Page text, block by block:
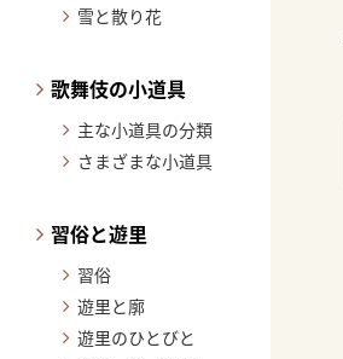
雪と散り花
歌舞伎の小道具
主な小道具の分類
さまざまな小道具
習俗と遊里
習俗
遊里と廓
遊里のひとびと